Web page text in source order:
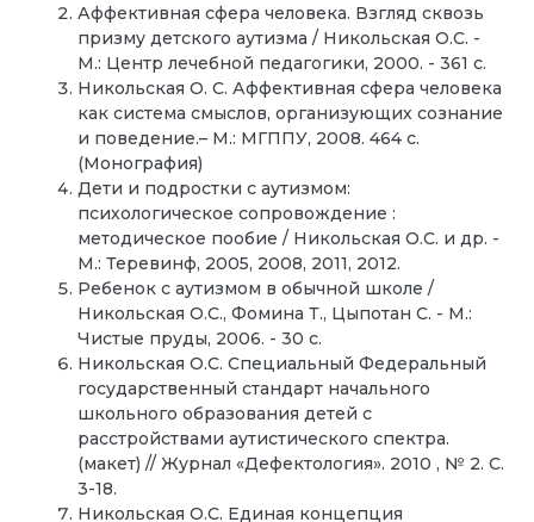
Аффективная сфера человека. Взгляд сквозь
призму детского аутизма / Никольская О.С. -
М.: Центр лечебной педагогики, 2000. - 361 с.
Никольская О. С. Аффективная сфера человека
как система смыслов, организующих сознание
и поведение.– М.: МГППУ, 2008. 464 с.
(Монография)
Дети и подростки с аутизмом:
психологическое сопровождение :
методическое пообие / Никольская О.С. и др. -
М.: Теревинф, 2005, 2008, 2011, 2012.
Ребенок с аутизмом в обычной школе /
Никольская О.С., Фомина Т., Цыпотан С. - М.:
Чистые пруды, 2006. - 30 с.
Никольская О.С. Специальный Федеральный
государственный стандарт начального
школьного образования детей с
расстройствами аутистического спектра.
(макет) // Журнал «Дефектология». 2010 , № 2. С.
3-18.
Никольская О.С. Единая концепция